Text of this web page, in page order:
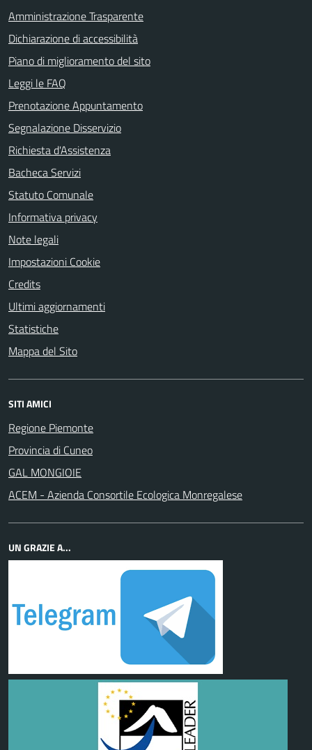
Amministrazione Trasparente
Dichiarazione di accessibilità
Piano di miglioramento del sito
Leggi le FAQ
Prenotazione Appuntamento
Segnalazione Disservizio
Richiesta d'Assistenza
Bacheca Servizi
Statuto Comunale
Informativa privacy
Note legali
Impostazioni Cookie
Credits
Ultimi aggiornamenti
Statistiche
Mappa del Sito
SITI AMICI
Regione Piemonte
Provincia di Cuneo
GAL MONGIOIE
ACEM - Azienda Consortile Ecologica Monregalese
UN GRAZIE A...